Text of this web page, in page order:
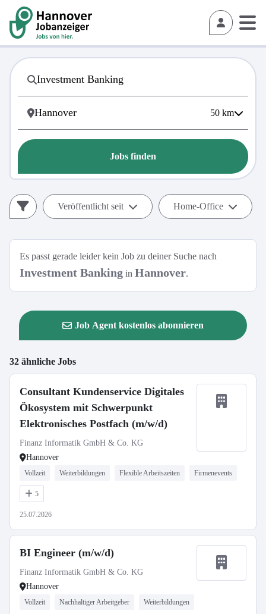
50 km
Jobs finden
Veröffentlicht seit Home-Office
Es passt gerade leider kein Job zu deiner Suche nach
Investment Banking in Hannover.
Job Agent kostenlos abonnieren
32 ähnliche Jobs
Consultant Kundenservice Digitales
Ökosystem mit Schwerpunkt
Elektronisches Postfach (m/w/d)
Finanz Informatik GmbH & Co. KG
Hannover
Vollzeit Weiterbildungen Flexible Arbeitszeiten Firmenevents
5
25.07.2026
BI Engineer (m/w/d)
Finanz Informatik GmbH & Co. KG
Hannover
Vollzeit Nachhaltiger Arbeitgeber Weiterbildungen